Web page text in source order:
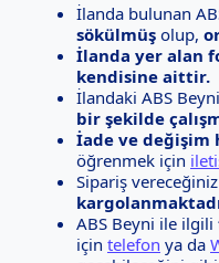
İlanda bulunan
sökülmüş olup,
İlanda yer alan
kendisine aittir.
İlandaki ABS Beyni
bir şekilde
İade ve değişim
öğrenmek için
Sipariş
ABS Beyni ile ilgili
için telefon ya da